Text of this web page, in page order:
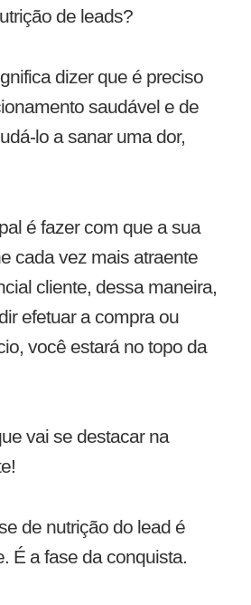
de leads?
dizer que é preciso
saudável e de
lo a sanar uma dor,
é fazer com que a sua
cada vez mais atraente
cliente, dessa maneira,
efetuar a compra ou
você estará no topo da
vai se destacar na
de nutrição do lead é
É a fase da conquista.